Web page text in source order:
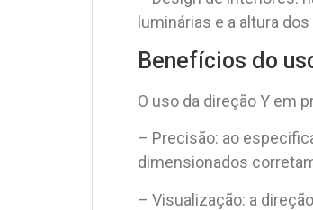
luminárias e a altura
Benefícios do
O uso da direção Y em
– Precisão: ao
dimensionados
– Visualização: a